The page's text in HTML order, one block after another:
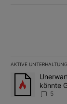
AKTIVE
Das Folgende
Ein Trendartikel
könnte
5